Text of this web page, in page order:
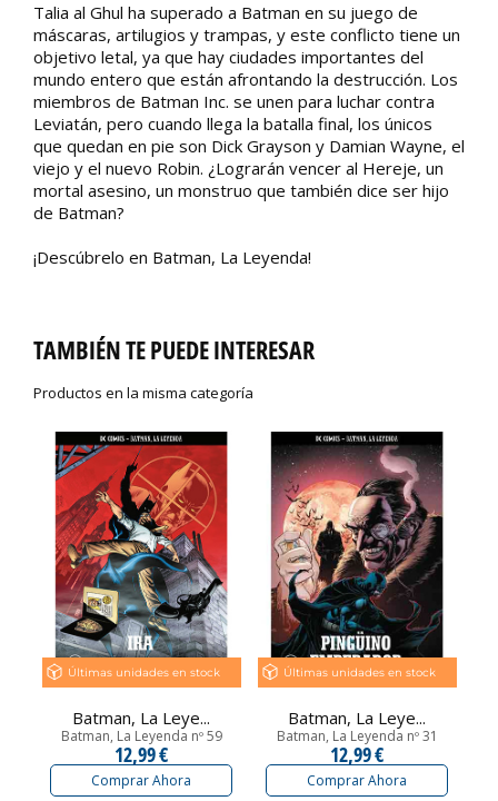
Talia al Ghul ha superado a Batman en su juego de
máscaras, artilugios y trampas, y este conflicto tiene un
objetivo letal, ya que hay ciudades importantes del
mundo entero que están afrontando la destrucción. Los
miembros de Batman Inc. se unen para luchar contra
Leviatán, pero cuando llega la batalla final, los únicos
que quedan en pie son Dick Grayson y Damian Wayne, el
viejo y el nuevo Robin. ¿Lograrán vencer al Hereje, un
mortal asesino, un monstruo que también dice ser hijo
de Batman?
¡Descúbrelo en Batman, La Leyenda!
TAMBIÉN TE PUEDE INTERESAR
Productos en la misma categoría
Últimas unidades en stock
Batman, La Leye...
Batman, La Leyenda nº 59
12,99 €
Comprar Ahora
Últimas unidades en stock
Batman, La Leye...
Batman, La Leyenda nº 31
12,99 €
Comprar Ahora